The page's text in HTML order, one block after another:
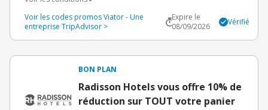
Voir les codes promos Viator - Une
entreprise TripAdvisor >
Expire le
08/09/2026
Vérifié
BON PLAN
Radisson Hotels vous offre 10% de
réduction sur TOUT votre panier